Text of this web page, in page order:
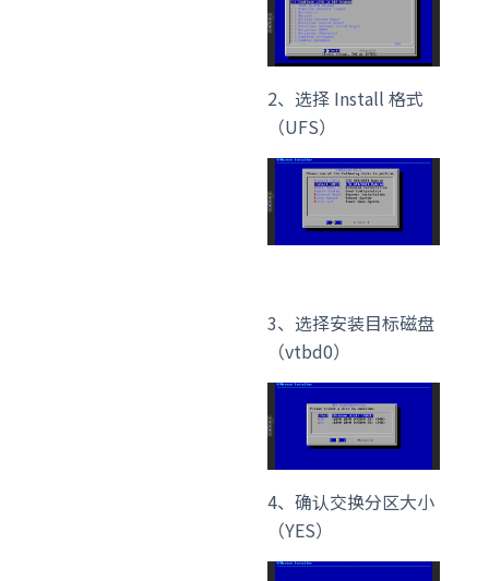
2、选择 Install 格式
（UFS）
3、选择安装目标磁盘
（vtbd0）
4、确认交换分区大小
（YES）